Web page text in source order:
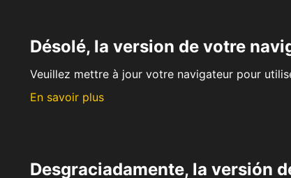
Désolé, la version de votre
Veuillez mettre à jour votre navigateur pour
En savoir plus
Desgraciadamente, la versión